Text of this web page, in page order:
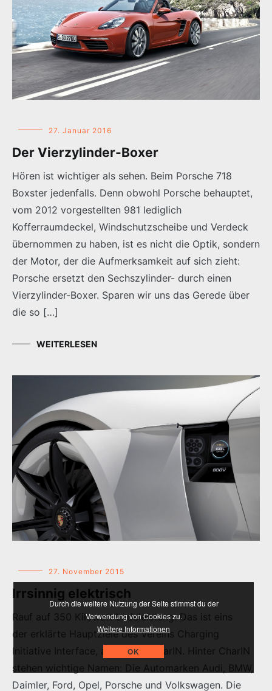
27. Januar 2016
Der Vierzylinder-Boxer
Hören ist wichtiger als sehen. Beim Porsche 718
Boxster jedenfalls. Denn obwohl Porsche behauptet,
vom 2012 vorgestellten 981 lediglich
Kofferraumdeckel, Windschutzscheibe und Verdeck
übernommen zu haben, ist es nicht die Optik, sondern
der Motor, der die Aufmerksamkeit auf sich zieht:
Porsche ersetzt den Sechszylinder- durch einen
Vierzylinder-Boxer. Sparen wir uns das Gerede über
die so […]
WEITERLESEN
27. November 2015
Irrsinnig elektrisch
Rauf auf 350 Kilowatt Ladeleistung. Das ist eins
der erklärte Hauptziele des Vereins Charging
Initiative Interface, abgekürzt CharIN. Hinter CharIN
stehen wichtige Namen: Die Automarken Audi, BMW,
Daimler, Ford, Opel, Porsche und Volkswagen. Die
Durch die weitere Nutzung der Seite stimmst du der
Verwendung von Cookies zu.
Weitere Informationen
OK